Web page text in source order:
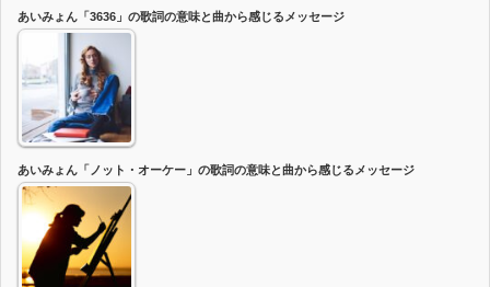
あいみょん「3636」の歌詞の意味と曲から感じるメッセージ
あいみょん「ノット・オーケー」の歌詞の意味と曲から感じるメッセージ